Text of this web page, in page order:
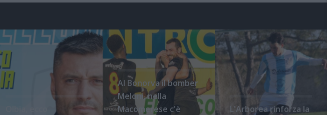
Al Bonorva il bomber
Meloni, nella
Macomerese c'è
L'Arborea rinforza la